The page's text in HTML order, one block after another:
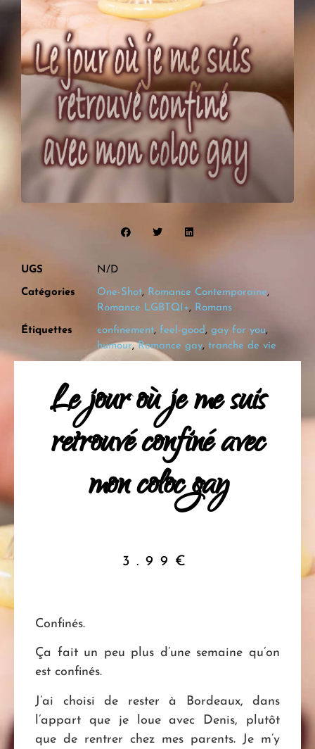
UGS N/D
Catégories One-Shot, Romance Contemporaine,
Romance LGBTQI+, Romans
Étiquettes confinement, feel-good , gay for you,
humour,Romance gay, tranche de vie
Le jour où je me suis
retrouvé confiné avec
mon coloc gay
3.99 €
Confinés.
Ça fait un peu plus d’une semaine qu’on
est confinés.
J’ai choisi de rester à Bordeaux, dans
l’appart que je loue avec Denis, plutôt
que de rentrer chez mes parents. Je m’y